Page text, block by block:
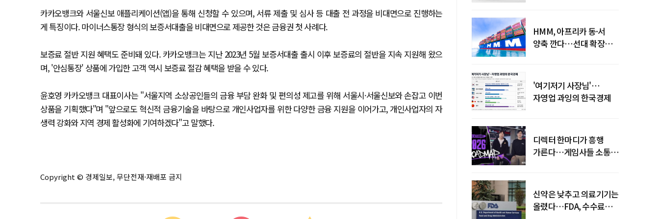
카카오뱅크와 서울신보 애플리케이션(앱)을 통해 신청할 수 있으며, 서류 제출 및 심사 등 대출 전 과정을 비대면으로 진행하는
게 특징이다. 마이너스통장 형식의 보증서대출을 비대면으로 제공한 것은 금융권 첫 사례다.
보증료 절반 지원 혜택도 준비돼 있다. 카카오뱅크는 지난 2023년 5월 보증서대출 출시 이후 보증료의 절반을 지속 지원해 왔으
며, '안심통장' 상품에 가입한 고객 역시 보증료 절감 혜택을 받을 수 있다.
윤호영 카카오뱅크 대표이사는 "서울지역 소상공인들의 금융 부담 완화 및 편의성 제고를 위해 서울시·서울신보와 손잡고 이번
상품을 기획했다"며 "앞으로도 혁신적 금융기술을 바탕으로 개인사업자를 위한 다양한 금융 지원을 이어가고, 개인사업자의 자
생력 강화와 지역 경제 활성화에 기여하겠다"고 말했다.
Copyright © 경제일보, 무단전재·재배포 금지
HMM, 아프리카 동·서
양축 깐다…선대 확장
'여기저기 사장님'…
자영업 과잉의 한국경제
디렉터 한마디가 흥행
가른다…게임사들 소통
신약은 낮추고 의료기기는
올렸다…FDA, 수수료